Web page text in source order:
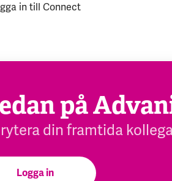
in till Connect
på
din framtida
Logga in